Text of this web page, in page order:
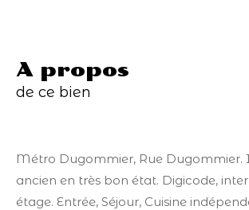
a propos
de ce bien
Métro Dugommier, Rue
ancien en très bon état. Digicode,
étage. Entrée, Séjour, Cuisine